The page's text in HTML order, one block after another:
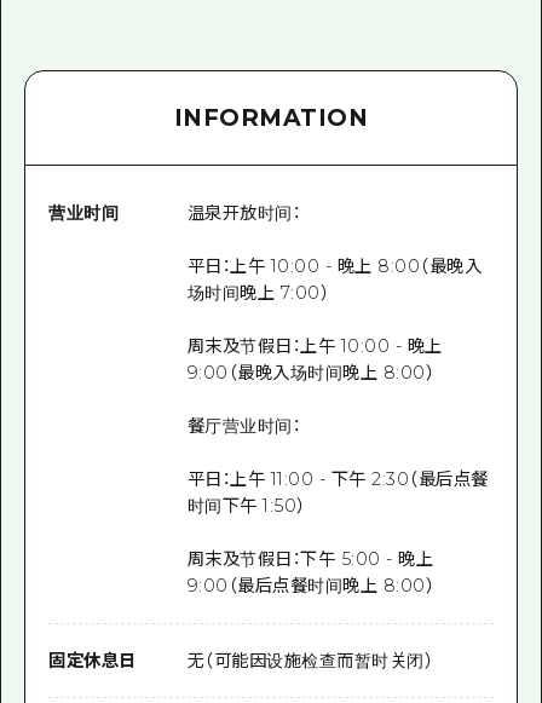
INFORMATION
营业时间 温泉开放时间：
平日：上午 10:00 - 晚上 8:00（最晚入
场时间晚上 7:00）
周末及节假日：上午 10:00 - 晚上
9:00（最晚入场时间晚上 8:00）
餐厅营业时间：
平日：上午 11:00 - 下午 2:30（最后点餐
时间下午 1:50）
周末及节假日：下午 5:00 - 晚上
9:00（最后点餐时间晚上 8:00）
固定休息日 无（可能因设施检查而暂时关闭）